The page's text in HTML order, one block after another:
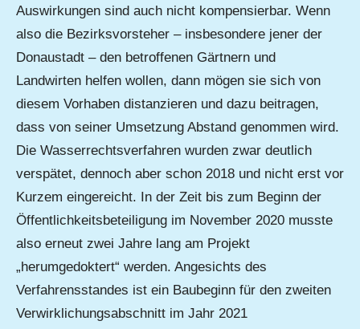
Auswirkungen sind auch nicht kompensierbar. Wenn
also die Bezirksvorsteher – insbesondere jener der
Donaustadt – den betroffenen Gärtnern und
Landwirten helfen wollen, dann mögen sie sich von
diesem Vorhaben distanzieren und dazu beitragen,
dass von seiner Umsetzung Abstand genommen wird.
Die Wasserrechtsverfahren wurden zwar deutlich
verspätet, dennoch aber schon 2018 und nicht erst vor
Kurzem eingereicht. In der Zeit bis zum Beginn der
Öffentlichkeitsbeteiligung im November 2020 musste
also erneut zwei Jahre lang am Projekt
„herumgedoktert“ werden. Angesichts des
Verfahrensstandes ist ein Baubeginn für den zweiten
Verwirklichungsabschnitt im Jahr 2021